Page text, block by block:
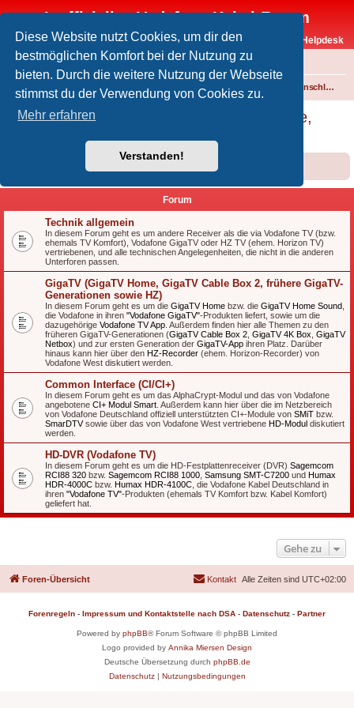
Diese Website nutzt Cookies, um dir den
bestmöglichen Komfort bei der Nutzung zu
bieten. Durch die weitere Nutzung der Webseite
stimmst du der Verwendung von Cookies zu.
Mehr erfahren
Verstanden!
Inoffizielles Vodafone-Kabel-Forum
Vodafone-Kabel-Helpdesk
FAQ
Foren-Übersicht Fernsehen und Radio über Kabel Technik (Kabelanschluss, Receiver, Module, Smartcards,...)
Technik (Kabelanschluss, Receiver, Module,
Forum
Technik allgemein
In diesem Forum geht es um andere Receiver als die via Vodafone TV (bzw.
ehemals TV Komfort), Vodafone GigaTV oder HZ TV (ehem. Horizon TV)
vertriebenen, und alle technischen Angelegenheiten, die nicht in die anderen
Unterforen passen.
GigaTV (GigaTV Home, GigaTV Cable Box 2, frühere GigaTV-
Generationen sowie HZ)
In diesem Forum geht es um die GigaTV Home bzw. die GigaTV Home Sound
die Vodafone in ihren "Vodafone GigaTV"-Produkten liefert, sowie um die
dazugehörige Vodafone TV App . Außerdem finden hier alle Themen zu den
früheren GigaTV-Generationen (GigaTV Cable Box 2 GigaTV 4K Box GigaTV
Netbox) und zur ersten Generation der GigaTV-App ihren Platz. Darüber
hinaus kann hier über den HZ-Recorder (ehem. Horizon-Recorder) von
Vodafone West diskutiert werden.
Common Interface (CI/CI+)
In diesem Forum geht es um das AlphaCrypt-Modul und das von Vodafone
angebotene CI+ Modul Smart . Außerdem kann hier über die im Netzbereich
von Vodafone Deutschland offiziell unterstützten CI+-Module von SMiT bzw.
SmarDTVsowie über das von Vodafone West vertriebene HD-Modul diskutiert
werden.
HD-DVR (Vodafone TV)
In diesem Forum geht es um die HD-Festplattenreceiver (DVR) Sagemcom
RCI88 320 bzw. Sagemcom RCI88 1000 Samsung SMT-C7200 und Humax
HDR-4000C bzw. Humax HDR-4100C , die Vodafone Kabel Deutschland in
ihren "Vodafone TV"-Produkten (ehemals TV Komfort bzw. Kabel Komfort)
geliefert hat.
Gehe zu
Foren-Übersicht Alle Zeiten sind UTC+02:00
Kontakt
Forenregeln - Impressum und Kontaktstelle nach DSA - Datenschutz - Partner
Powered by phpBB® Forum Software © phpBB Limited
Logo provided by Annika Miersen Design
Deutsche Übersetzung durch phpBB.de
Datenschutz| Nutzungsbedingungen